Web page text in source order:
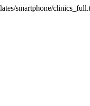
smartphone/